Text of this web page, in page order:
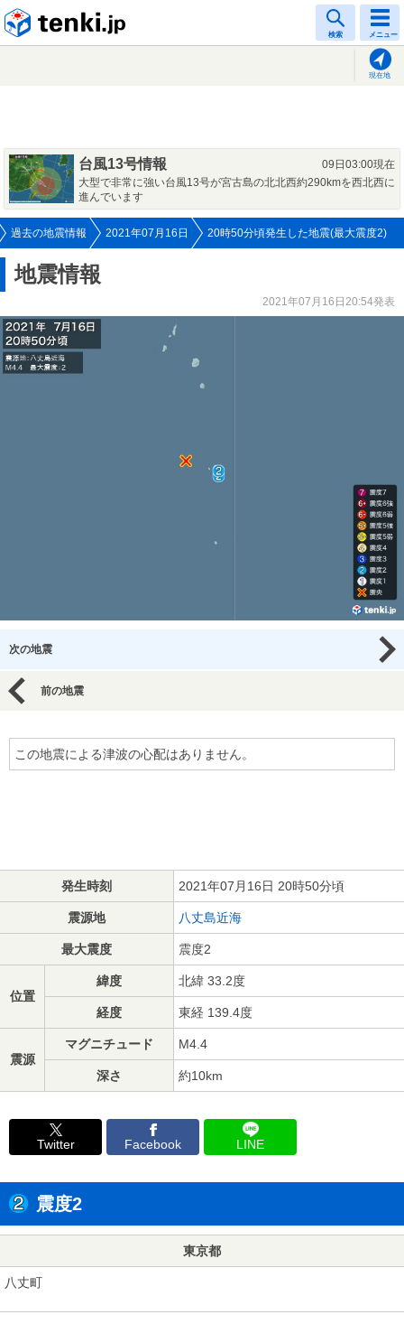
検索 メニュー
現在地
台風13号情報
09日03:00現在
大型で非常に強い台風13号が宮古島の北北西約290kmを西北西に
進んでいます
過去の地震情報 2021年07月16日 20時50分頃発生した地震(最大震度2)
地震情報
2021年07月16日20:54発表
次の地震
前の地震
この地震による津波の心配はありません。
発生時刻 2021年07月16日 20時50分頃
震源地 八丈島近海
最大震度 震度2
位置
緯度 北緯 33.2度
経度 東経 139.4度
震源
マグニチュード M4.4
深さ 約10km
Twitter Facebook LINE
震度2
東京都
八丈町